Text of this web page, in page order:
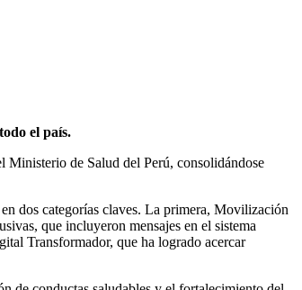
el país.
de Salud del Perú, consolidándose
dos categorías claves. La primera, Movilización
que incluyeron mensajes en el sistema
Transformador, que ha logrado acercar